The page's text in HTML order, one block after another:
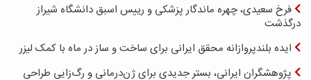
فرخ سعیدی، چهره ماندگار پزشکی و رییس اسبق دانشگاه شیراز
درگذشت
ایده بلندپروازانه محقق ایرانی برای ساخت و ساز در ماه با کمک لیزر
پژوهشگران ایرانی، بستر جدیدی برای ژن‌درمانی و رگ‌زایی طراحی